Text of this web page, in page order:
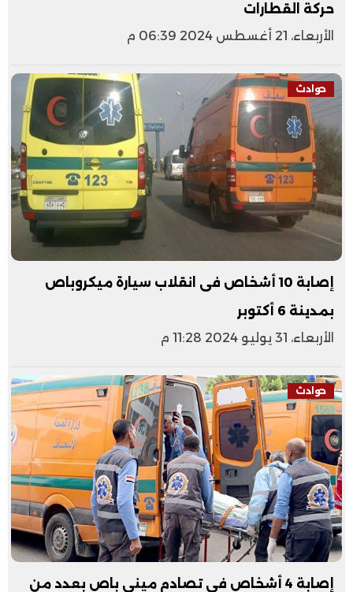
حركة القطارات
الأربعاء، 21 أغسطس 2024 06:39 م
حوادث
إصابة 10 أشخاص فى انقلاب سيارة ميكروباص
بمدينة 6 أكتوبر
الأربعاء، 31 يوليو 2024 11:28 م
حوادث
إصابة 4 أشخاص في تصادم ميني باص بعدد من